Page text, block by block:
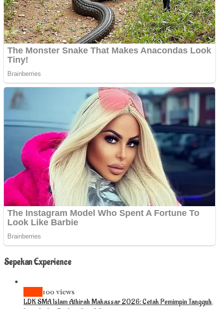
Sepekan Experience
100 views
LDK SMA Islam Athirah Makassar 2026: Cetak Pemimpin Tangguh,